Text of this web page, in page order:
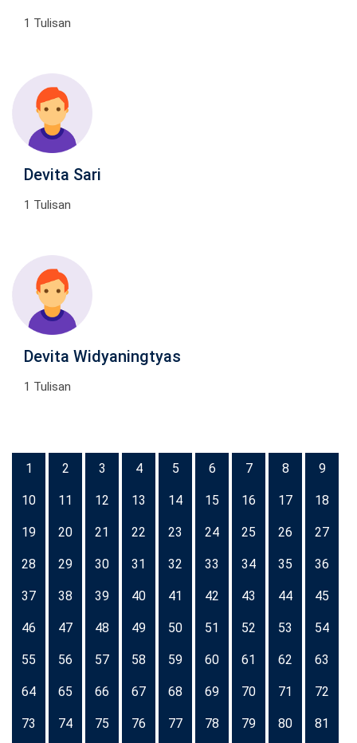
1 Tulisan
Devita Sari
1 Tulisan
Devita Widyaningtyas
1 Tulisan
1 2 3 4 5 6 7 8 9
10 11 12 13 14 15 16 17 18
19 20 21 22 23 24 25 26 27
28 29 30 31 32 33 34 35 36
37 38 39 40 41 42 43 44 45
46 47 48 49 50 51 52 53 54
55 56 57 58 59 60 61 62 63
64 65 66 67 68 69 70 71 72
73 74 75 76 77 78 79 80 81